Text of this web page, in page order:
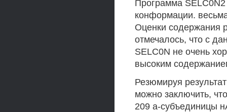
Программа
конформации.
Оценки содержания
отмечалось, что с
SELC0N не очень
высоким
Резюмируя
можно заключить,
209 a-субъединицы